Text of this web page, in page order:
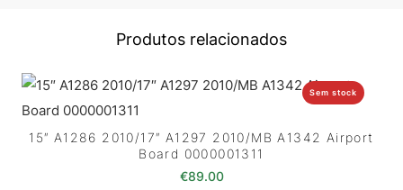
Produtos relacionados
Sem stock
15″ A1286 2010/17″ A1297 2010/MB A1342 Airport
Board 0000001311
€89.00